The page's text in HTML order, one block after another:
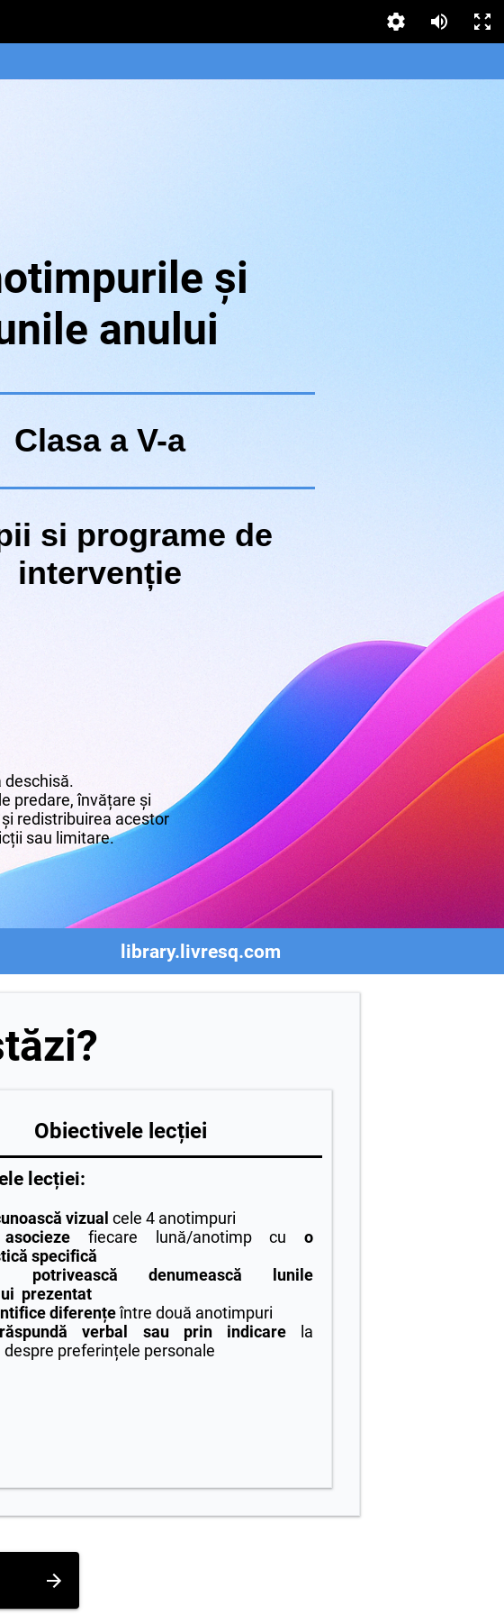
și
anului
Clasa a V-a
si programe de
intervenție
predare, învățare și
redistribuirea acestor
sau limitare.
library.livresq.com
Obiectivele lecției
lecției:
vizual cele 4 anotimpuri
fiecare lună/anotimp cu o
specifică
potrivească denumească lunile
prezentat
diferențeîntre două anotimpuri
verbal sau prin indicarela
preferințele personale